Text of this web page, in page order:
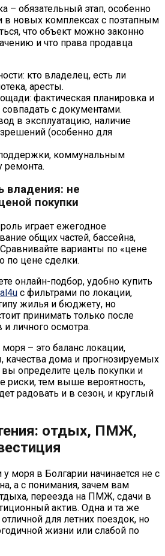
– обязательный этап, особенно
в новых комплексах с поэтапным
что объект можно законно
и что права продавца
кто владелец, есть ли
аресты.
фактическая планировка и
с документами.
в эксплуатацию, наличие
(особенно для
коммунальным
ремонта.
владения: не
покупки
играет ежегодное
общих частей, бассейна,
варианты по «цене
по цене сделки.
онлайн-подбор, удобно купить
с фильтрами по локации,
жилья и бюджету, но
принимать только после
личного осмотра.
– это баланс локации,
качества дома и прогнозируемых
определите цель покупки и
риски, тем выше вероятность,
радовать и в сезон, и круглый
отдых, ПМЖ,
моря в Болгарии начинается не с
а с понимания, зачем вам
переезда на ПМЖ, сдачи в
актив. Одна и та же
для летних поездок, но
жизни или слабой по